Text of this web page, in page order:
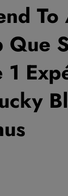
Que
1